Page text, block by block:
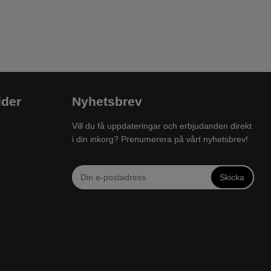
Nyhetsbrev
Vill du få uppdateringar och erbjudanden direkt
i din inkorg? Prenumerera på vårt nyhetsbrev!
Skicka